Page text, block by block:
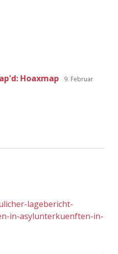
Hoaxmap 9. Februar
lagebericht-
in-asylunterkuenften-in-